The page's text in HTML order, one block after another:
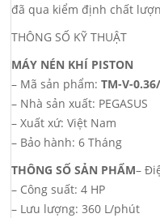
đã qua kiểm định chất
THÔNG SỐ KỸ THUẬT
MÁY NÉN KHÍ PISTON
– Mã sản phẩm:TM-V-
– Nhà sản xuất: PEGASUS
– Xuất xứ: Việt Nam
– Bảo hành: 6 Tháng
THÔNG SỐ SẢN PHẨM–
– Công suất: 4 HP
– Lưu lượng: 360 L/phút